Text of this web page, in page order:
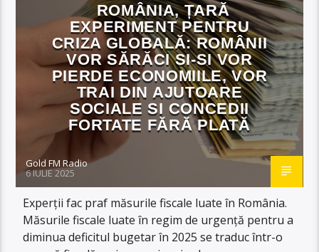
ROMÂNIA, ȚARĂ
EXPERIMENT PENTRU
CRIZA GLOBALĂ: ROMÂNII
VOR SĂRĂCI SI-SI VOR
PIERDE ECONOMIILE, VOR
TRAI DIN AJUTOARE
SOCIALE SI CONCEDII
FORTATE FĂRĂ PLATĂ
Gold FM Radio
6 IULIE 2025
Experții fac praf măsurile fiscale luate în România.
Măsurile fiscale luate în regim de urgenţă pentru a
diminua deficitul bugetar în 2025 se traduc într-o